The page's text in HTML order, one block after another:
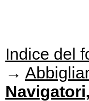
Indice del
→